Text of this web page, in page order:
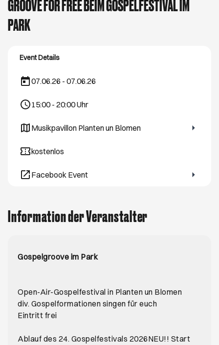
GROOVE FOR FREE BEIM GOSPELFESTIVAL IM
PARK
Event Details
07.06.26 - 07.06.26
15:00 - 20:00Uhr
Musikpavillon Planten un Blomen
Öffnet ein neues Browser-Tab
kostenlos
Facebook Event
Öffnet ein neues Browser-Tab
Information der Veranstalter
Gospelgroove im Park
Open-Air-Gospelfestival in Planten un Blomen
div. Gospelformationen singen für euch
Eintritt frei
Ablauf des 24. Gospelfestivals 2026NEU!! Start